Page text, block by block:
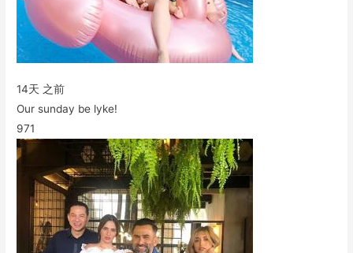
14天 之前
Our sunday be lyke!
971